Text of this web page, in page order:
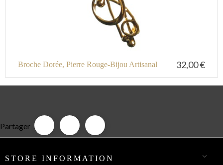
Broche Dorée, Pierre Rouge-Bijou Artisanal 32,00 €
Partager
STORE INFORMATION 